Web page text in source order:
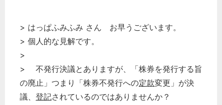
> はっぱふみふみ さん お早うございます。
> 個人的な見解です。
>
> 不発行決議とありますが、「株券を発行する旨
の廃止」つまり「株券不発行への定款変更」が決
議、 登記されているのではありませんか？